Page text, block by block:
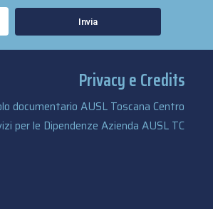
Invia
Privacy e Credits
documentario AUSL Toscana Centro
per le Dipendenze Azienda AUSL TC